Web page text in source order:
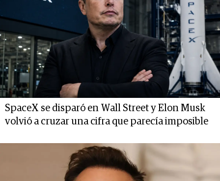
SpaceX se disparó en Wall Street y Elon Musk
volvió a cruzar una cifra que parecía imposible